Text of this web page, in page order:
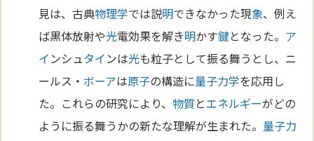
見は、古典物理学では説明できなかった現象、例え
ば黒体放射や光電効果を解き明かす鍵となった。 ア
インシュタインは光も粒子として振る舞うとし、ニ
ールス・ ボーアは原子の構造に量子力学を応用し
た。これらの研究により、 物質とエネルギーがどの
ように振る舞うかの新たな理解が生まれた。 量子力